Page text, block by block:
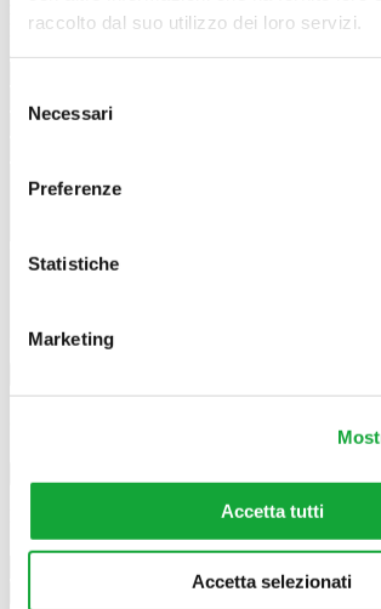
raccolto dal suo utilizzo dei loro servizi.
delNecessari
Preferenze
Statistiche
Marketing
Accetta tutti
Accetta selezionati
I campi contrassegnati da un asterisco (*) sono
Perfavore inserisci la password di accesso al